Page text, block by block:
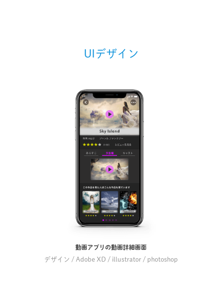
UIデザイン
動画アプリの動画詳細画面
デザイン / Adobe XD / illustrator / photoshop